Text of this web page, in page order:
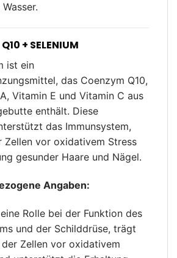
Q10 + SELENIUM
ist ein
das Coenzym Q10,
Vitamin E und Vitamin C aus
enthält. Diese
das Immunsystem,
Zellen vor oxidativem Stress
gesunder Haare und Nägel.
Angaben:
Rolle bei der Funktion des
und der Schilddrüse, trägt
Zellen vor oxidativem